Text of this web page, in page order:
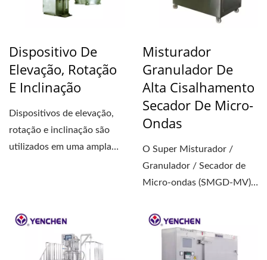
Dispositivo De
Elevação, Rotação
E Inclinação
Dispositivos de elevação,
rotação e inclinação são
utilizados em uma ampla
Misturador
Granulador De
Alta Cisalhamento
Secador De Micro-
Ondas
O Super Misturador /
Granulador / Secador de
Micro-ondas (SMGD-MV)
revolucionário,...